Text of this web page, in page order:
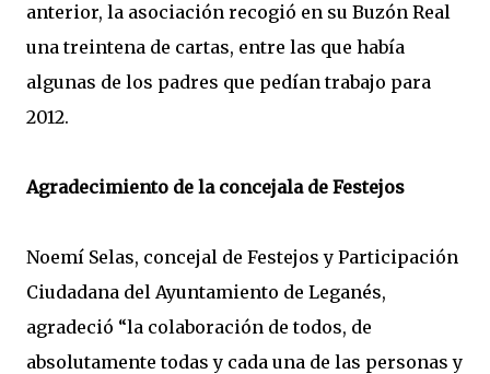
anterior, la asociación recogió en su Buzón Real
una treintena de cartas, entre las que había
algunas de los padres que pedían trabajo para
2012.
Agradecimiento de la concejala de Festejos
Noemí Selas, concejal de Festejos y Participación
Ciudadana del Ayuntamiento de Leganés,
agradeció “la colaboración de todos, de
absolutamente todas y cada una de las personas y